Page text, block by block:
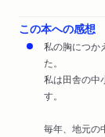
この本への感想
私の胸につか
た。
私は田舎の中
す。
毎年、地元の